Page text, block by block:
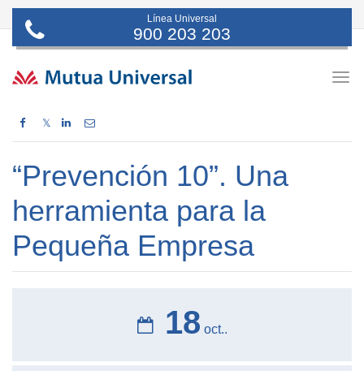
Línea Universal
900 203 203
𝕏
“Prevención 10”. Una
herramienta para la
Pequeña Empresa
18 oct..